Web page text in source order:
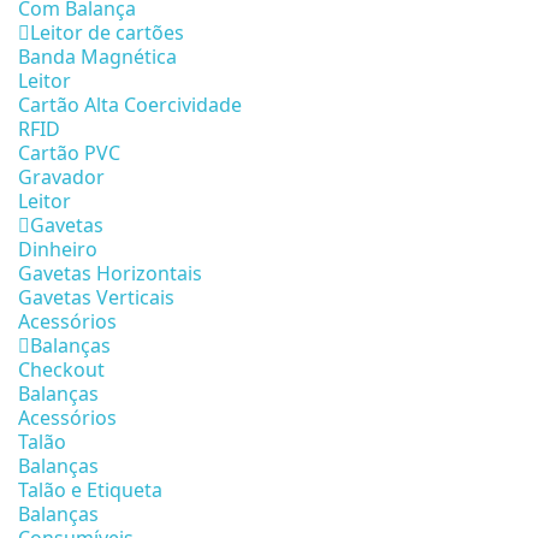
Com Balança
Leitor de cartões
Banda Magnética
Leitor
Cartão Alta Coercividade
RFID
Cartão PVC
Gravador
Leitor
Gavetas
Dinheiro
Gavetas Horizontais
Gavetas Verticais
Acessórios
Balanças
Checkout
Balanças
Acessórios
Talão
Balanças
Talão e Etiqueta
Balanças